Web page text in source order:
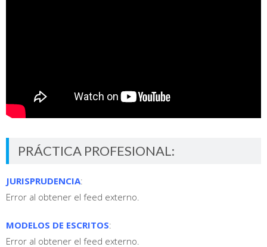
PRÁCTICA PROFESIONAL:
JURISPRUDENCIA:
Error al obtener el feed externo.
MODELOS DE ESCRITOS:
Error al obtener el feed externo.